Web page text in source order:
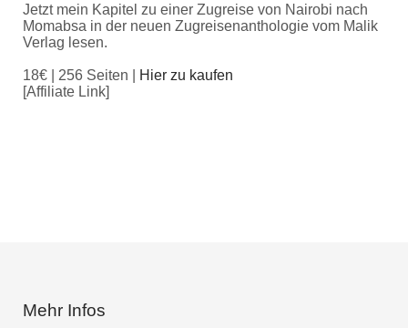
Jetzt mein Kapitel zu einer Zugreise von Nairobi nach
Momabsa in der neuen Zugreisenanthologie vom Malik
Verlag lesen.
18€ | 256 Seiten |
Hier zu kaufen
[Affiliate Link]
Mehr Infos